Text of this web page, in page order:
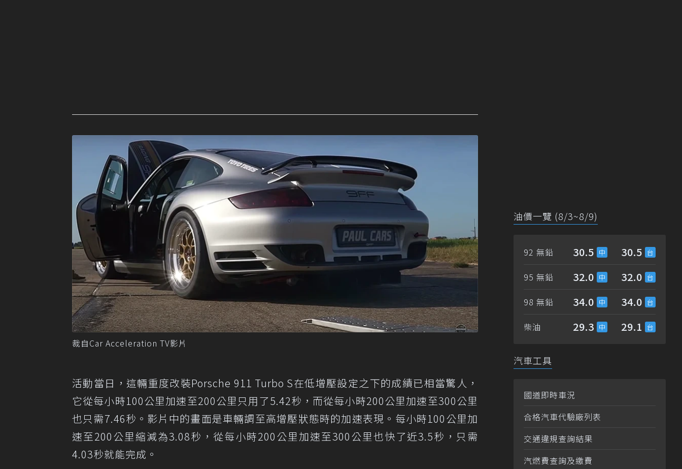
裁自Car Acceleration TV影片
活動當日，這輛重度改裝Porsche 911 Turbo S在低增壓設定之下的成績已相當驚人，
它從每小時100公里加速至200公里只用了5.42秒，而從每小時200公里加速至300公里
也只需7.46秒。影片中的畫面是車輛調至高增壓狀態時的加速表現。每小時100公里加
速至200公里縮減為3.08秒，從每小時200公里加速至300公里也快了近3.5秒，只需
4.03秒就能完成。
油價一覽 (8/3~8/9)
92 無鉛 30.5 30.5
95 無鉛 32.0 32.0
98 無鉛 34.0 34.0
柴油 29.3 29.1
汽車工具
國道即時車況
合格汽車代驗廠列表
交通違規查詢結果
汽燃費查詢及繳費